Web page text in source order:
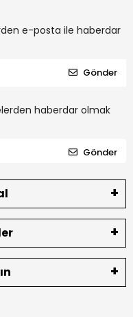
e-posta ile haberdar
Gönder
haberdar olmak
Gönder